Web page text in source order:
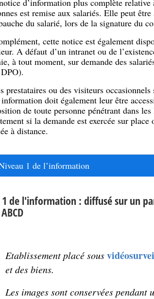
d’information plus complète
est remise aux salariés. Elle peut
du salarié, lors de la signature du
cette notice est également
A défaut d’un intranet ou de
à tout moment, sur demande des
prestataires ou des visiteurs
doit également leur être
de toute personne pénétrant dans
si la demande est exercée sur
à distance.
1 de l’information
de l'information : diffusé sur un
Etablissement placé sous
et des biens.
Les images sont conservées pendant